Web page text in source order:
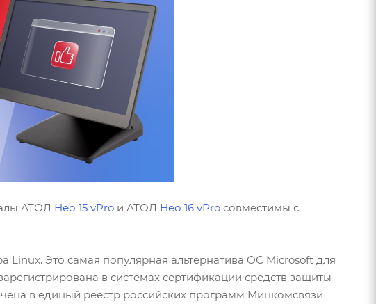
АТОЛ Нео 15 vPro и АТОЛ Нео 16 vPro совместимы с
Это самая популярная альтернатива ОС Microsoft для
в системах сертификации средств защиты
в единый реестр российских программ Минкомсвязи